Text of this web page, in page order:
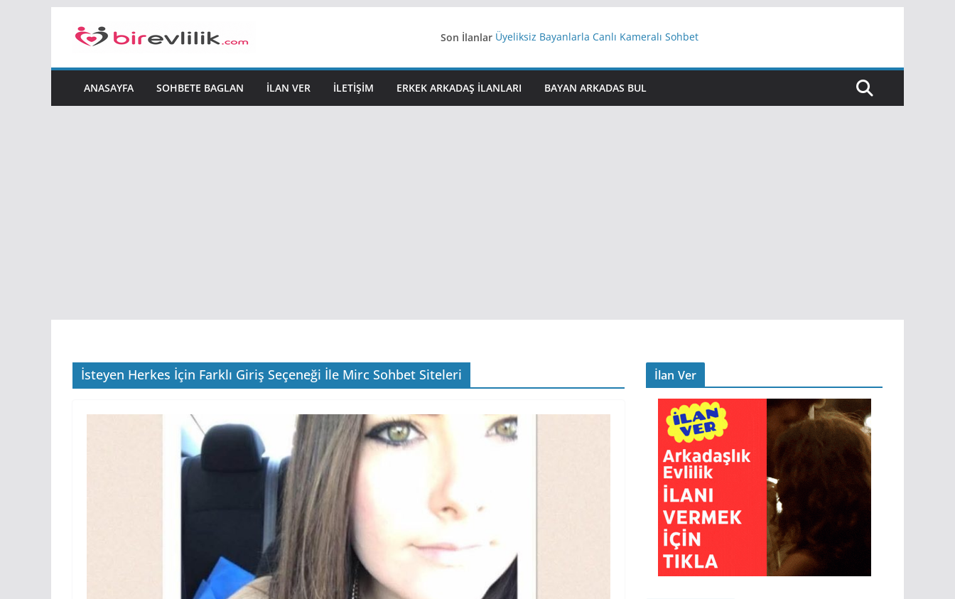
Son İlanlar Üyeliksiz Bayanlarla Canlı Kameralı Sohbet
Ağrıli Suriyeli Bayanlar
İstanbul arkadaş arıyorum
ANASAYFA SOHBETE BAGLAN İLAN VER İLETIŞIM ERKEK ARKADAŞ ILANLARI BAYAN ARKADAS BUL
İsteyen Herkes İçin Farklı Giriş Seçeneği İle Mirc Sohbet Siteleri İlan Ver